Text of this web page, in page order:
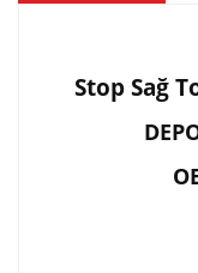
Stop Sağ